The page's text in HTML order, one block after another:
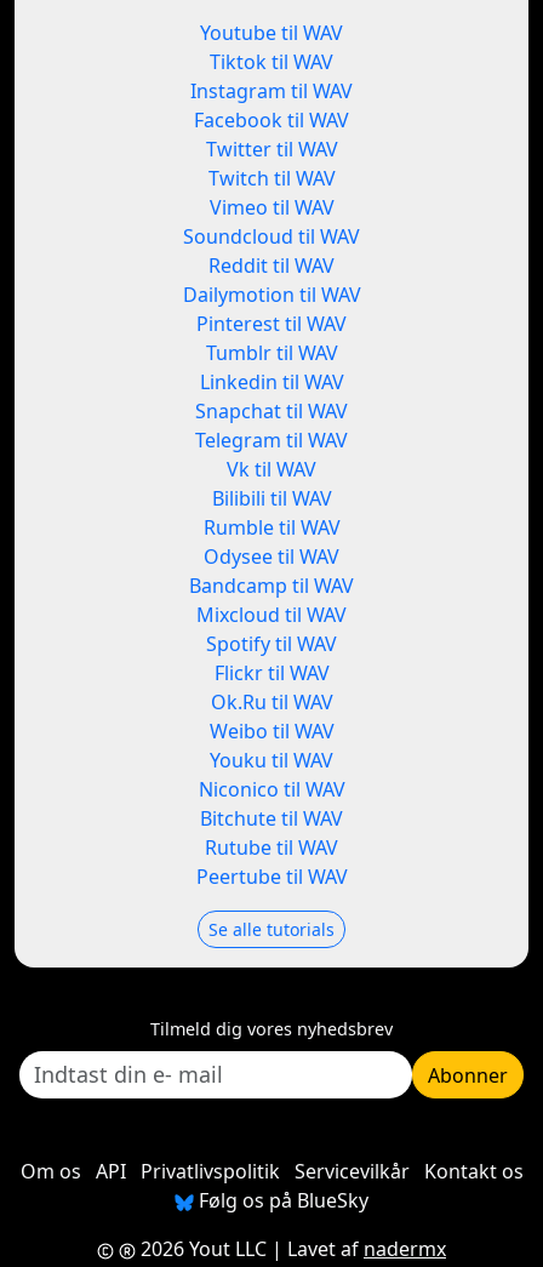
Youtube til WAV
Tiktok til WAV
Instagram til WAV
Facebook til WAV
Twitter til WAV
Twitch til WAV
Vimeo til WAV
Soundcloud til WAV
Reddit til WAV
Dailymotion til WAV
Pinterest til WAV
Tumblr til WAV
Linkedin til WAV
Snapchat til WAV
Telegram til WAV
Vk til WAV
Bilibili til WAV
Rumble til WAV
Odysee til WAV
Bandcamp til WAV
Mixcloud til WAV
Spotify til WAV
Flickr til WAV
Ok.Ru til WAV
Weibo til WAV
Youku til WAV
Niconico til WAV
Bitchute til WAV
Rutube til WAV
Peertube til WAV
Se alle tutorials
Tilmeld dig vores nyhedsbrev
Abonner
Om os API Privatlivspolitik Servicevilkår
Kontakt os
Følg os på BlueSky
2026 Yout LLC | Lavet af nadermx